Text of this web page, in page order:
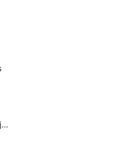
voorzitter@cultuurkerkje.nl